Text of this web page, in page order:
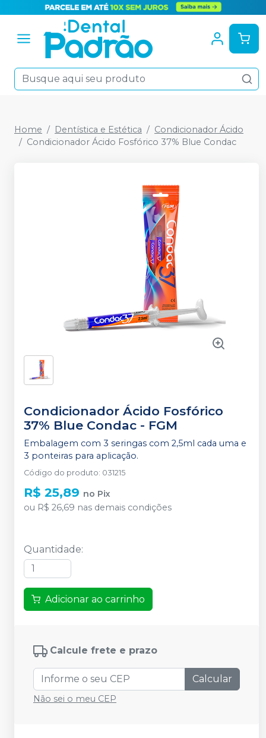
Home Dentística e Estética
Condicionador Ácido
Condicionador Ácido Fosfórico 37% Blue Condac
Condicionador Ácido Fosfórico
37% Blue Condac - FGM
Embalagem com 3 seringas com 2,5ml cada uma e
3 ponteiras para aplicação.
Código do produto: 031215
R$ 25,89 no Pix
ou R$ 26,69 nas demais condições
Quantidade:
Adicionar ao carrinho
Calcule frete e prazo
Calcular
Não sei o meu CEP